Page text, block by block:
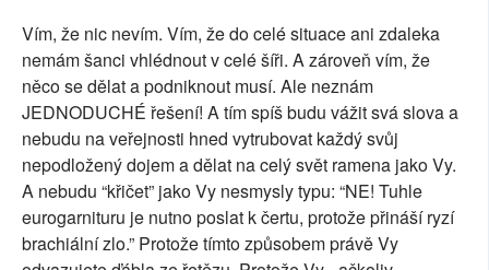
Vím, že nic nevím. Vím, že do celé situace ani zdaleka
nemám šanci vhlédnout v celé šíři. A zároveň vím, že
něco se dělat a podniknout musí. Ale neznám
JEDNODUCHÉ řešení! A tím spíš budu vážit svá slova a
nebudu na veřejnosti hned vytrubovat každý svůj
nepodložený dojem a dělat na celý svět ramena jako Vy.
A nebudu “křičet” jako Vy nesmysly typu: “NE! Tuhle
eurogarnituru je nutno poslat k čertu, protože přináší ryzí
brachiální zlo.” Protože tímto způsobem právě Vy